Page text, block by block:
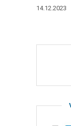
14.12.2023